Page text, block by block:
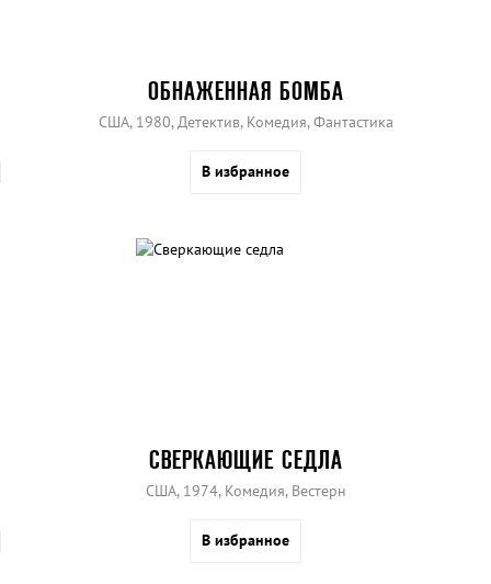
ОБНАЖЕННАЯ БОМБА
США, 1980, Детектив, Комедия, Фантастика
В избранное
СВЕРКАЮЩИЕ СЕДЛА
США, 1974, Комедия, Вестерн
В избранное